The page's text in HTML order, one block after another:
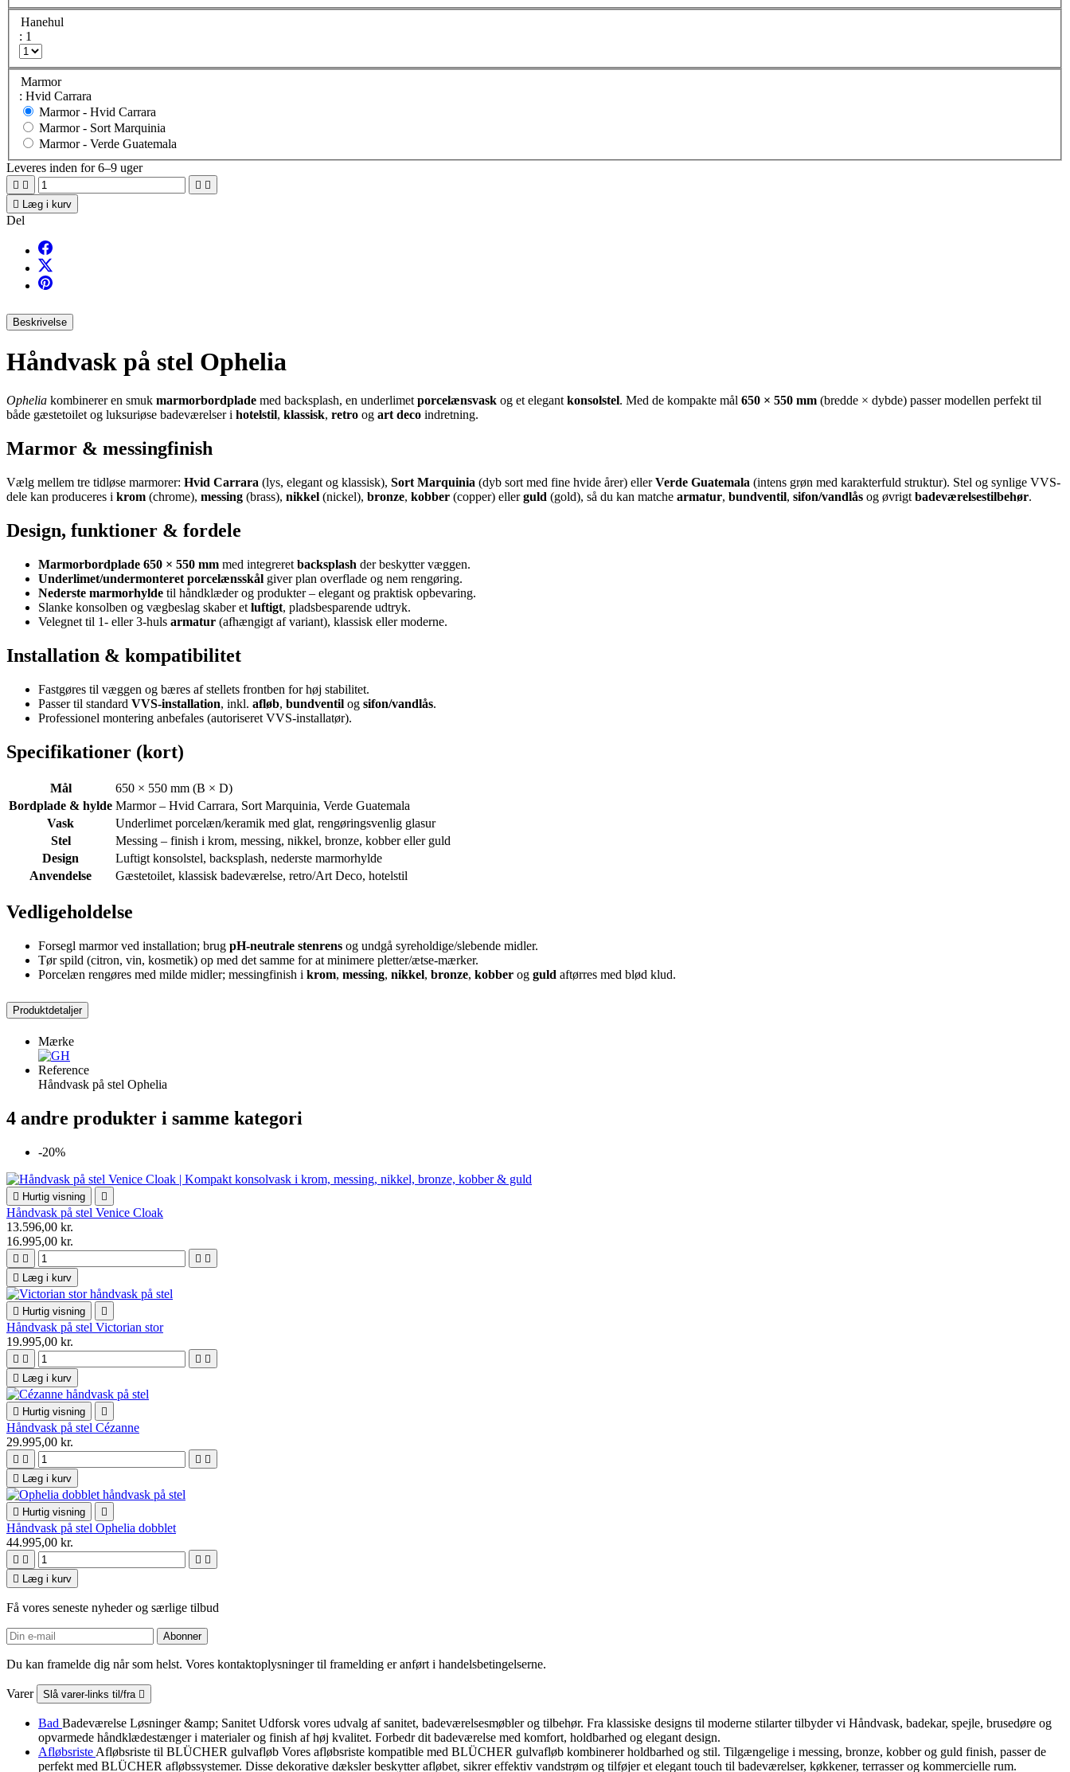
Hanehul
: 1
Marmor
: Hvid Carrara
Marmor - Hvid Carrara
Marmor - Sort Marquinia
Marmor - Verde Guatemala
Leveres inden for 6–9 uger
   
 Læg i kurv
Del
Beskrivelse
Håndvask på stel Ophelia
Ophelia kombinerer en smuk marmorbordplade med backsplash, en underlimetporcelænsvask og et elegantkonsolstel. Med de kompakte mål 650 × 550 mm (bredde × dybde) passer modellen perfekt til
både gæstetoilet og luksuriøse badeværelser i hotelstil, klassisk, retro og art deco indretning.
Marmor & messingfinish
Vælg mellem tre tidløse marmorer: Hvid Carrara (lys, elegant og klassisk), Sort Marquinia (dyb sort med fine hvide årer) ellerVerde Guatemala (intens grøn med karakterfuld struktur). Stel og synlige VVS-
dele kan produceres i krom (chrome), messing (brass), nikkel (nickel), bronze, kobber (copper) ellerguld (gold), så du kan matche armatur, bundventil, sifon/vandlås og øvrigt badeværelsestilbehør.
Design, funktioner & fordele
Marmorbordplade 650 × 550 mm med integreret backsplash der beskytter væggen.
Underlimet/undermonteret porcelænsskål giver plan overflade og nem rengøring.
Nederste marmorhylde til håndklæder og produkter – elegant og praktisk opbevaring.
Slanke konsolben og vægbeslag skaber et luftigt, pladsbesparende udtryk.
Velegnet til 1- eller 3-huls armatur (afhængigt af variant), klassisk eller moderne.
Installation & kompatibilitet
Fastgøres til væggen og bæres af stellets frontben for høj stabilitet.
Passer til standard VVS-installation, inkl. afløb, bundventil og sifon/vandlås.
Professionel montering anbefales (autoriseret VVS-installatør).
Specifikationer (kort)
Mål
650 × 550 mm (B × D)
Bordplade & hylde Marmor – Hvid Carrara, Sort Marquinia, Verde Guatemala
Vask
Underlimet porcelæn/keramik med glat, rengøringsvenlig glasur
Stel
Messing – finish i krom, messing, nikkel, bronze, kobber eller guld
Design
Luftigt konsolstel, backsplash, nederste marmorhylde
Anvendelse
Gæstetoilet, klassisk badeværelse, retro/Art Deco, hotelstil
Vedligeholdelse
Forsegl marmor ved installation; brug pH-neutrale stenrens og undgå syreholdige/slebende midler.
Tør spild (citron, vin, kosmetik) op med det samme for at minimere pletter/ætse-mærker.
Porcelæn rengøres med milde midler; messingfinish i krom, messing, nikkel, bronze, kobber og guld aftørres med blød klud.
Produktdetaljer
Mærke
Reference
Håndvask på stel Ophelia
4 andre produkter i samme kategori
-20%
 Hurtig visning 
Håndvask på stel Venice Cloak
13.596,00 kr.
16.995,00 kr.
   
 Læg i kurv
 Hurtig visning 
Håndvask på stel Victorian stor
19.995,00 kr.
   
 Læg i kurv
 Hurtig visning 
Håndvask på stel Cézanne
29.995,00 kr.
   
 Læg i kurv
 Hurtig visning 
Håndvask på stel Ophelia dobblet
44.995,00 kr.
   
 Læg i kurv
Få vores seneste nyheder og særlige tilbud
Du kan framelde dig når som helst. Vores kontaktoplysninger til framelding er anført i handelsbetingelserne.
Varer Slå varer-links til/fra 
Bad Badeværelse Løsninger &amp; Sanitet Udforsk vores udvalg af sanitet, badeværelsesmøbler og tilbehør. Fra klassiske designs til moderne stilarter tilbyder vi Håndvask, badekar, spejle, brusedøre og
opvarmede håndklædestænger i materialer og finish af høj kvalitet. Forbedr dit badeværelse med komfort, holdbarhed og elegant design.
Afløbsriste Afløbsriste til BLÜCHER gulvafløb Vores afløbsriste kompatible med BLÜCHER gulvafløb kombinerer holdbarhed og stil. Tilgængelige i messing, bronze, kobber og guld finish, passer de
perfekt med BLÜCHER afløbssystemer. Disse dekorative dæksler beskytter afløbet, sikrer effektiv vandstrøm og tilføjer et elegant touch til badeværelser, køkkener, terrasser og kommercielle rum.